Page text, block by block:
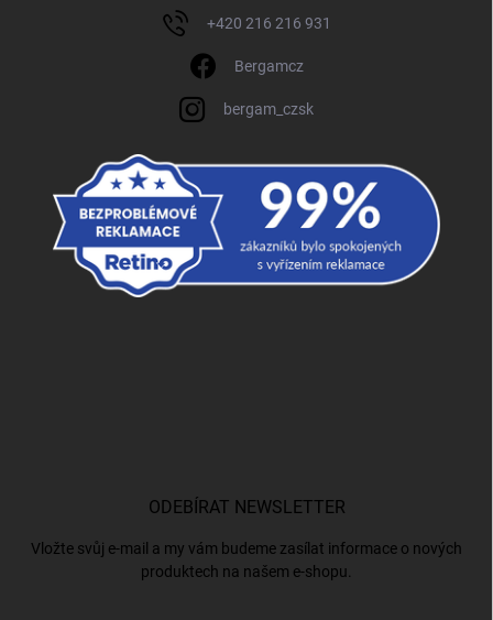
+420 216 216 931
Bergamcz
bergam_czsk
ODEBÍRAT NEWSLETTER
Vložte svůj e-mail a my vám budeme zasílat informace o nových
produktech na našem e-shopu.